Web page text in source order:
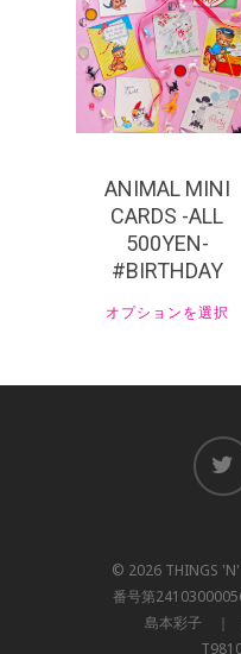
¥550
ANIMAL MINI
CARDS -ALL
500YEN-
#BIRTHDAY
オプションを選択
© 2026 THINGS
番号第
島本彩子 ｜